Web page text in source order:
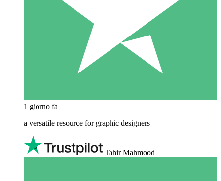
1 giorno fa
a versatile resource for graphic designers
Tahir Mahmood